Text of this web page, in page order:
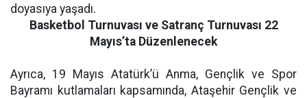
doyasıya yaşadı.
Basketbol Turnuvası ve Satranç Turnuvası 22
Mayıs’ta Düzenlenecek
Ayrıca, 19 Mayıs Atatürk’ü Anma, Gençlik ve Spor
Bayramı kutlamaları kapsamında, Ataşehir Gençlik ve